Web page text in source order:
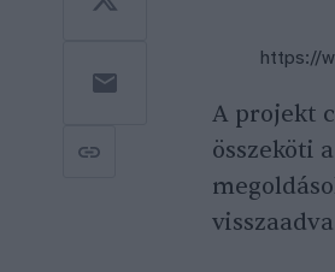
https://
A projekt
összeköti